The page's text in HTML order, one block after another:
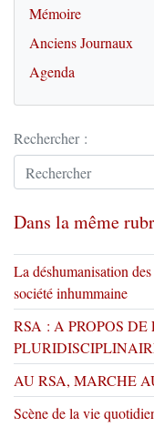
Mémoire
Anciens Journaux
Agenda
Rechercher :
Dans la même
La déshumanisation
société inhummaine
RSA : A PROPOS
AU RSA, MARCHE
Scène de la vie